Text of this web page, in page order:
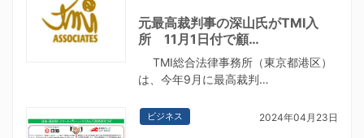
元最高裁判事の深山氏がTMI入
所 11月1日付で顧…
TMI総合法律事務所（東京都港区）
は、今年9月に最高裁判…
ビジネス 2024年04月23日